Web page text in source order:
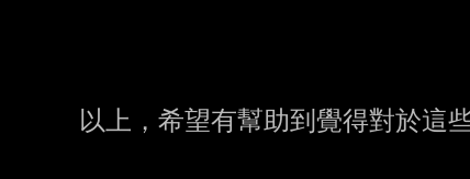
以上，希望有幫助到覺得對於這